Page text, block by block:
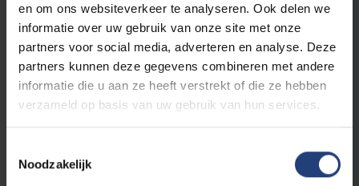
en om ons websiteverkeer te analyseren. Ook delen we
informatie over uw gebruik van onze site met onze
partners voor social media, adverteren en analyse. Deze
partners kunnen deze gegevens combineren met andere
informatie die u aan ze heeft verstrekt of die ze hebben
verzameld op basis van uw gebruik van hun services.
Noodzakelijk
Management en beleid
internationaal
Elementen van boekhouden
Inleiding tot het beleid en voorzieningen voor ouderen